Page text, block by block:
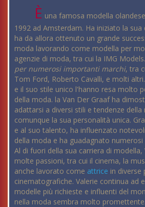
È una famosa modella
1992 ad Amsterdam. Ha iniziato la sua
ha da allora ottenuto un grande
moda lavorando come modella per
agenzie di moda, tra cui la IMG Models.
per numerosi importanti marchi, tra
Tom Ford, Roberto Cavalli, e molti
e il suo stile unico l'hanno resa molto
della moda. la Van Der Graaf ha
adattarsi a diversi stili e tendenze
comunque la sua personalità unica.
e al suo talento, ha influenzato
della moda e ha guadagnato
Al di fuori della sua carriera di modella,
molte passioni, tra cui il cinema, la
anche lavorato come attrice in diverse
cinematografiche. Valerie continua ad
modelle più richieste e influenti del
nella moda sembra molto promettente.